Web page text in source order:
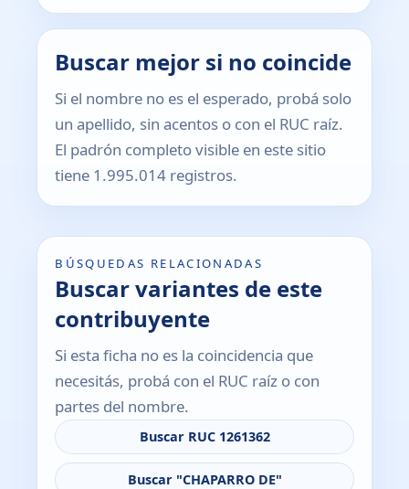
Buscar mejor si no coincide
Si el nombre no es el esperado, probá solo
un apellido, sin acentos o con el RUC raíz.
El padrón completo visible en este sitio
tiene 1.995.014 registros.
BÚSQUEDAS RELACIONADAS
Buscar variantes de este
contribuyente
Si esta ficha no es la coincidencia que
necesitás, probá con el RUC raíz o con
partes del nombre.
Buscar RUC 1261362
Buscar "CHAPARRO DE"